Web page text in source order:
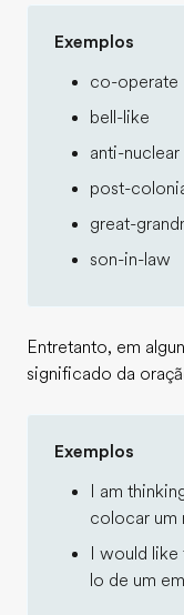
Exemplos
co-operate
bell-like
anti-nuclear
post-
great-
son-in-law
Entretanto, em
significado da
Exemplos
I am
colocar um
I would
lo de um